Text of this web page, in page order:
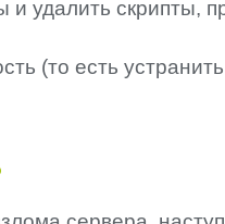
и удалить скрипты,
(то есть